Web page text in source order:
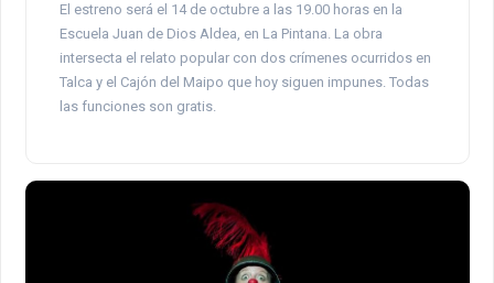
El estreno será el 14 de octubre a las 19.00 horas en la
Escuela Juan de Dios Aldea, en La Pintana. La obra
intersecta el relato popular con dos crímenes ocurridos en
Talca y el Cajón del Maipo que hoy siguen impunes. Todas
las funciones son gratis.